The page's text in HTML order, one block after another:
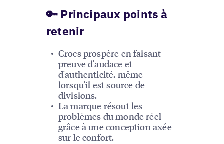
🔑 Principaux points à
retenir
Crocs prospère en faisant
preuve d'audace et
d'authenticité, même
lorsqu'il est source de
divisions.
La marque résout les
problèmes du monde réel
grâce à une conception axée
sur le confort.